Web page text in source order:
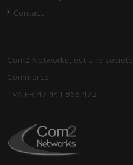
Contact
Com2 Networks, est une
Commerce
TVA FR 47 441 866 472